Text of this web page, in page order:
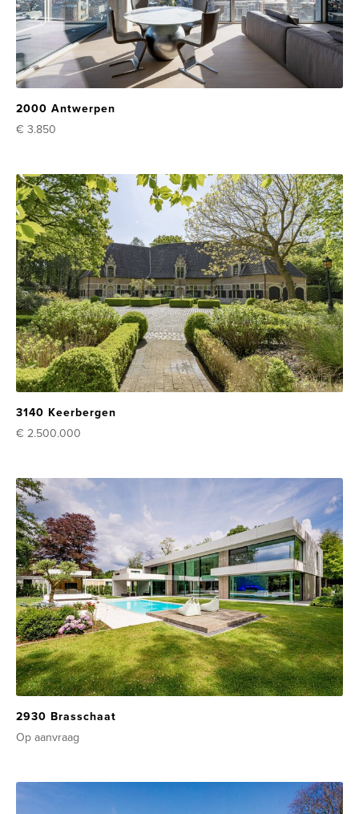
2000 Antwerpen
€ 3.850
3140 Keerbergen
€ 2.500.000
2930 Brasschaat
Op aanvraag